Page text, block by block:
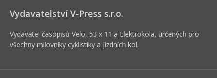
Vydavatelství V-Press s.r.o.
Vydavatel časopisů Velo, 53 x 11 a Elektrokola, určených pro
všechny milovníky cyklistiky a jízdních kol.